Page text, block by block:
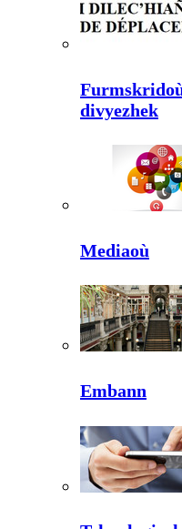
divyezhek
Mediaoù
Embann